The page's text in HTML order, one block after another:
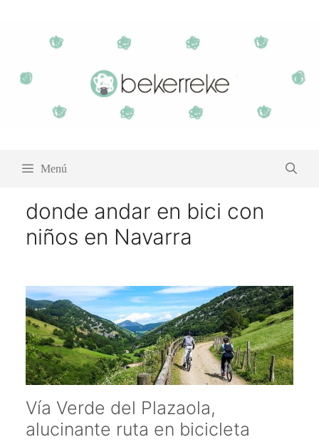
contenido
Menú
donde andar en bici con
niños en Navarra
Vía Verde del Plazaola,
alucinante ruta en bicicleta